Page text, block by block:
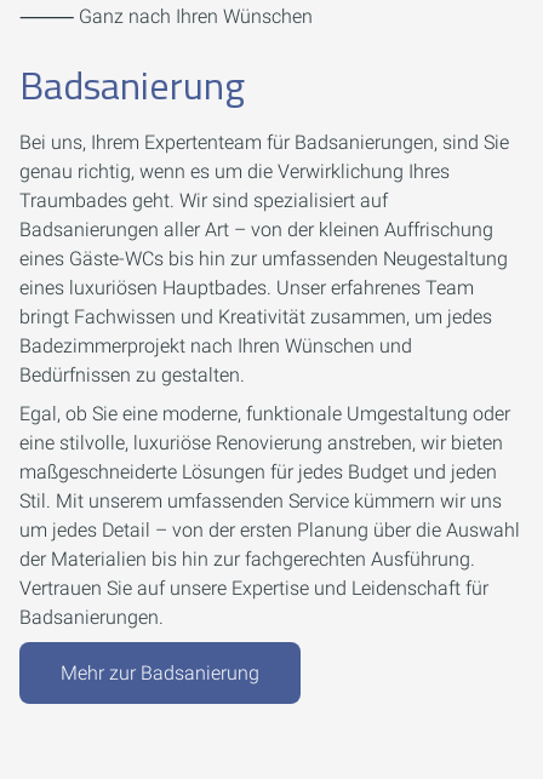
⸻ Ganz nach Ihren Wünschen
Badsanierung
Bei uns, Ihrem Expertenteam für Badsanierungen, sind Sie
genau richtig, wenn es um die Verwirklichung Ihres
Traumbades geht. Wir sind spezialisiert auf
Badsanierungen aller Art – von der kleinen Auffrischung
eines Gäste-WCs bis hin zur umfassenden Neugestaltung
eines luxuriösen Hauptbades. Unser erfahrenes Team
bringt Fachwissen und Kreativität zusammen, um jedes
Badezimmerprojekt nach Ihren Wünschen und
Bedürfnissen zu gestalten.
Egal, ob Sie eine moderne, funktionale Umgestaltung oder
eine stilvolle, luxuriöse Renovierung anstreben, wir bieten
maßgeschneiderte Lösungen für jedes Budget und jeden
Stil. Mit unserem umfassenden Service kümmern wir uns
um jedes Detail – von der ersten Planung über die Auswahl
der Materialien bis hin zur fachgerechten Ausführung.
Vertrauen Sie auf unsere Expertise und Leidenschaft für
Badsanierungen.
Mehr zur Badsanierung